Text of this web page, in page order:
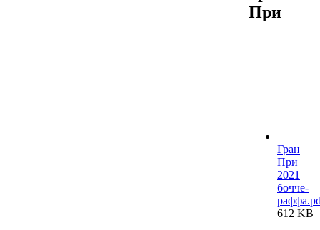
При
Гран
При
2021
бочче-
612 KB